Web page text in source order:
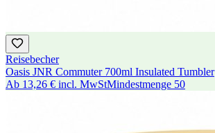
Reisebecher
Oasis JNR Commuter 700ml Insulated Tumbler
Ab 13,26 € incl. MwStMindestmenge 50